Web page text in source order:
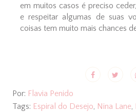
em muitos casos é preciso
e respeitar algumas de suas
coisas tem muito mais chances
Por: Flavia Penido
Tags: Espiral do Desejo, Nina Lane,